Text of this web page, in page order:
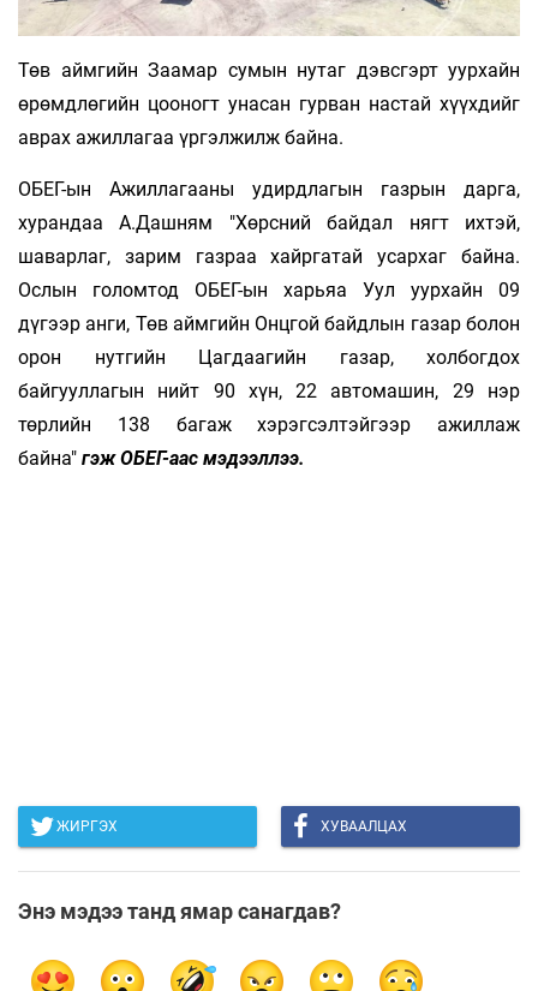
Төв аймгийн Заамар сумын нутаг дэвсгэрт уурхайн
өрөмдлөгийн цооногт унасан гурван настай хүүхдийг
аврах ажиллагаа үргэлжилж байна.
ОБЕГ-ын Ажиллагааны удирдлагын газрын дарга,
хурандаа А.Дашням "Хөрсний байдал нягт ихтэй,
шаварлаг, зарим газраа хайргатай усархаг байна.
Ослын голомтод ОБЕГ-ын харьяа Уул уурхайн 09
дүгээр анги, Төв аймгийн Онцгой байдлын газар болон
орон нутгийн Цагдаагийн газар, холбогдох
байгууллагын нийт 90 хүн, 22 автомашин, 29 нэр
төрлийн 138 багаж хэрэгсэлтэйгээр ажиллаж
байна" гэж ОБЕГ-аас мэдээллээ.
ЖИРГЭХ ХУВААЛЦАХ
Энэ мэдээ танд ямар санагдав?